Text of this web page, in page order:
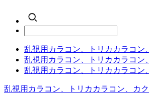
乱視用カラコン、トリカカラコン
乱視用カラコン、トリカカラコン
乱視用カラコン、トリカカラコ
乱視用カラコン、トリカカラコン、カ